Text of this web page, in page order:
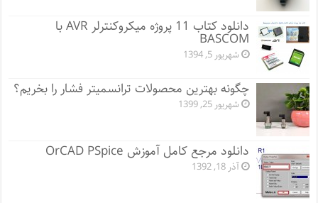
دانلود کتاب 11 پروژه میکروکنترلر AVR با
BASCOM
شهریور 5, 1394
چگونه بهترین محصولات ترانسمیتر فشار را بخریم؟
شهریور 25, 1399
دانلود مرجع کامل آموزش OrCAD PSpice
آذر 18, 1392